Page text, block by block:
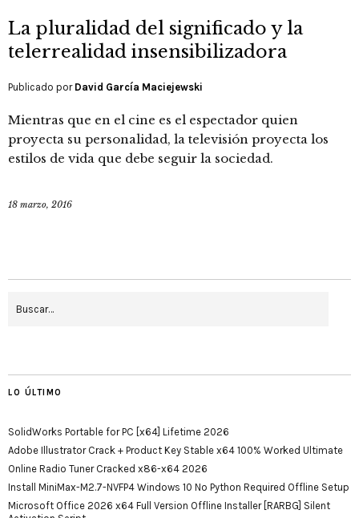
La pluralidad del significado y la
telerrealidad insensibilizadora
Publicado por David García Maciejewski
Mientras que en el cine es el espectador quien
proyecta su personalidad, la televisión proyecta los
estilos de vida que debe seguir la sociedad.
18 marzo, 2016
LO ÚLTIMO
SolidWorks Portable for PC [x64] Lifetime 2026
Adobe Illustrator Crack + Product Key Stable x64 100% Worked Ultimate
Online Radio Tuner Cracked x86-x64 2026
Install MiniMax-M2.7-NVFP4 Windows 10 No Python Required Offline Setup
Microsoft Office 2026 x64 Full Version Offline Installer [RARBG] Silent